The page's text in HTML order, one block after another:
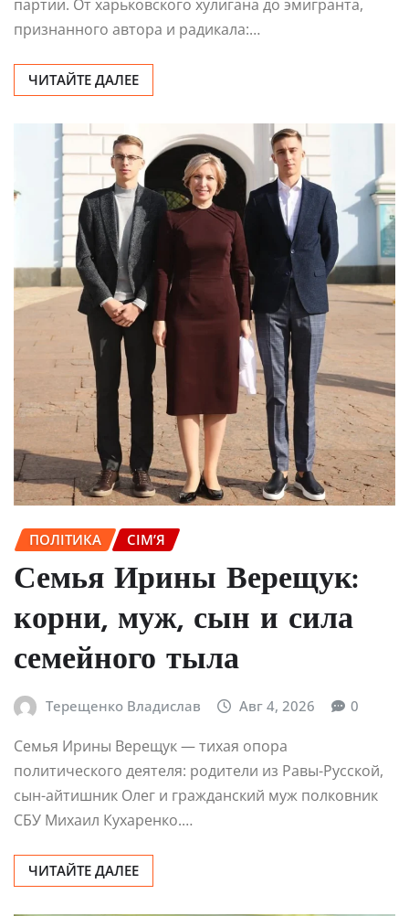
партии. От харьковского хулигана до эмигранта,
признанного автора и радикала:…
ЧИТАЙТЕ ДАЛЕЕ
ПОЛІТИКА СІМ’Я
Семья Ирины Верещук:
корни, муж, сын и сила
семейного тыла
Терещенко Владислав Авг 4, 2026 0
Семья Ирины Верещук — тихая опора
политического деятеля: родители из Равы-Русской,
сын-айтишник Олег и гражданский муж полковник
СБУ Михаил Кухаренко.…
ЧИТАЙТЕ ДАЛЕЕ